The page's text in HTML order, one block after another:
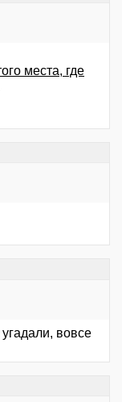
места, где
вовсе